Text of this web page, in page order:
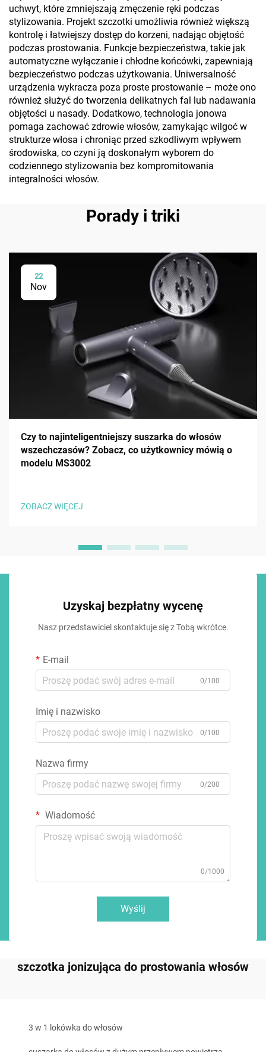
uchwyt, które zmniejszają zmęczenie ręki podczas
stylizowania. Projekt szczotki umożliwia również większą
kontrolę i łatwiejszy dostęp do korzeni, nadając objętość
podczas prostowania. Funkcje bezpieczeństwa, takie jak
automatyczne wyłączanie i chłodne końcówki, zapewniają
bezpieczeństwo podczas użytkowania. Uniwersalność
urządzenia wykracza poza proste prostowanie – może ono
również służyć do tworzenia delikatnych fal lub nadawania
objętości u nasady. Dodatkowo, technologia jonowa
pomaga zachować zdrowie włosów, zamykając wilgoć w
strukturze włosa i chroniąc przed szkodliwym wpływem
środowiska, co czyni ją doskonałym wyborem do
codziennego stylizowania bez kompromitowania
integralności włosów.
Porady i triki
22
Nov
Czy to najinteligentniejszy suszarka do włosów
wszechczasów? Zobacz, co użytkownicy mówią o
modelu MS3002
ZOBACZ WIĘCEJ
Uzyskaj bezpłatny wycenę
Nasz przedstawiciel skontaktuje się z Tobą wkrótce.
E-mail
0/100
Imię i nazwisko
0/100
Nazwa firmy
0/200
Wiadomość
0/1000
Wyślij
szczotka jonizująca do prostowania włosów
3 w 1 lokówka do włosów